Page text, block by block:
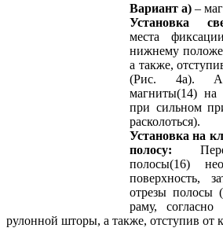
Вариант а) –
Установка
места
нижнему
а также,
(Рис. 4а).
магниты(14)
при сильном
расколоться).
Установка на
полосу:
полосы(16)
поверхность,
отрезы
раму,
рулонной шторы, а также, отступив от